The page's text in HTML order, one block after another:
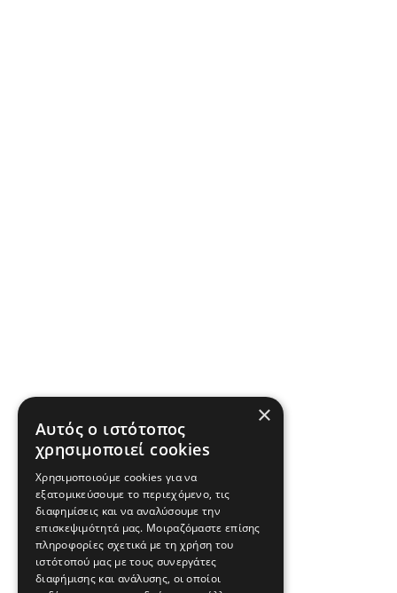
×
Αυτός ο ιστότοπος
χρησιμοποιεί cookies
Χρησιμοποιούμε cookies για να
εξατομικεύσουμε το περιεχόμενο, τις
διαφημίσεις και να αναλύσουμε την
επισκεψιμότητά μας. Μοιραζόμαστε επίσης
πληροφορίες σχετικά με τη χρήση του
ιστότοπού μας με τους συνεργάτες
διαφήμισης και ανάλυσης, οι οποίοι